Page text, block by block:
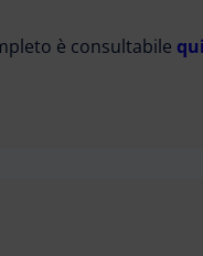
è consultabile qui